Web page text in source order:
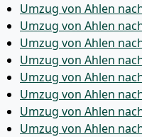
Umzug von Ahlen
Umzug von Ahlen
Umzug von Ahlen
Umzug von Ahlen
Umzug von Ahlen
Umzug von Ahlen
Umzug von Ahlen
Umzug von Ahlen